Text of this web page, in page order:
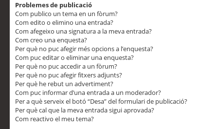
Problemes de publicació
Com publico un tema en un fòrum?
Com edito o elimino una entrada?
Com afegeixo una signatura a la meva entrada?
Com creo una enquesta?
Per què no puc afegir més opcions a l’enquesta?
Com puc editar o eliminar una enquesta?
Per què no puc accedir a un fòrum?
Per què no puc afegir fitxers adjunts?
Per què he rebut un advertiment?
Com puc informar d’una entrada a un moderador?
Per a què serveix el botó “Desa” del formulari de publicació?
Per què cal que la meva entrada sigui aprovada?
Com reactivo el meu tema?